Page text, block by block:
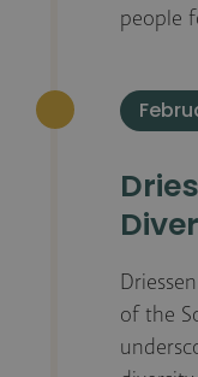
people
of the